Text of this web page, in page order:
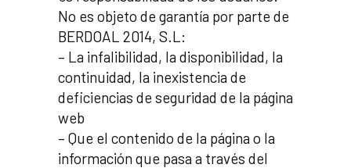
No es objeto de garantía por parte de
BERDOAL 2014, S.L:
– La infalibilidad, la disponibilidad, la
continuidad, la inexistencia de
deficiencias de seguridad de la página
web
– Que el contenido de la página o la
información que pasa a través del